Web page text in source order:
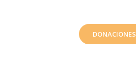
DONACIONES